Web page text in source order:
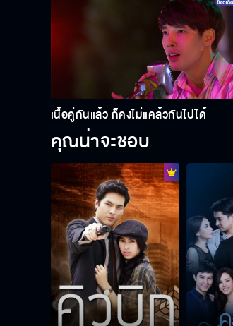
เนื้อคู่กันแล้ว ก็คงไม่แคล้วกันไปได้
คุณน่าจะชอบ